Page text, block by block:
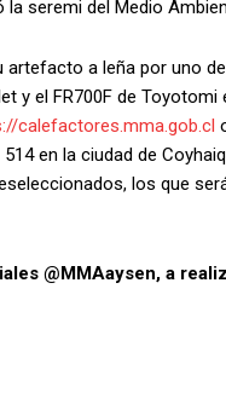
seremi del Medio
a leña por uno
y el FR700F de Toyotomi
calefactores.mma.gob.cl
en la ciudad de
los que
@MMAaysen, a